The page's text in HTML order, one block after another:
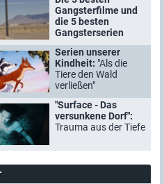
Gangsterfilme und
die 5 besten
Gangsterserien
Serien unserer
Kindheit: "Als die
Tiere den Wald
verließen"
"Surface - Das
versunkene Dorf":
Trauma aus der Tiefe